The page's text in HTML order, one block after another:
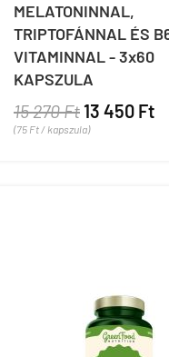
MELATONINNAL,
TRIPTOFÁNNAL ÉS
VITAMINNAL - 3x60
KAPSZULA
15 270 Ft 13 450 Ft
(75 Ft / kapszula)